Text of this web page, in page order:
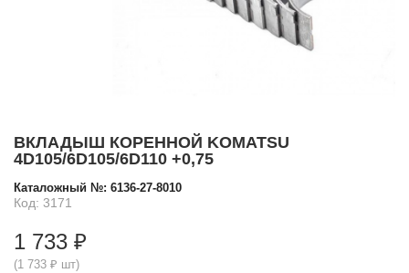
ВКЛАДЫШ КОРЕННОЙ KOMATSU
4D105/6D105/6D110 +0,75
Каталожный №: 6136-27-8010
Код: 3171
1 733 ₽
(1 733 ₽ шт)